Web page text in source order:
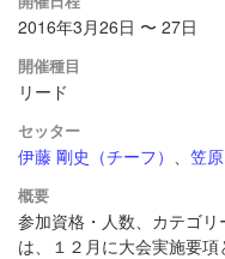
2016年3月26日 〜 27日
開催種目
リード
セッター
伊藤 剛史（チーフ） 、 笠
概要
参加資格・人数、カテゴ
は、１２月に大会実施要項